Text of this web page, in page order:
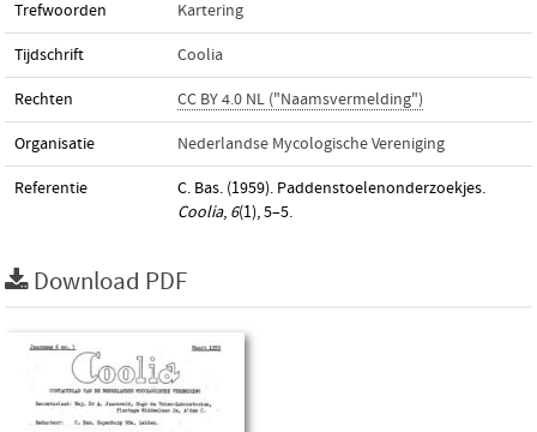
Trefwoorden Kartering
Tijdschrift Coolia
Rechten CC BY 4.0 NL ("Naamsvermelding")
Organisatie Nederlandse Mycologische Vereniging
Referentie
C. Bas. (1959). Paddenstoelenonderzoekjes.
Coolia, 6(1), 5–5.
Download PDF